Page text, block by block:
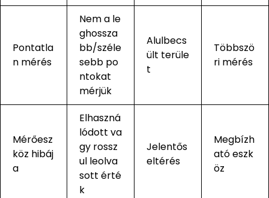
Pontatla
n mérés
Nem a le
ghossza
bb/széle
sebb po
ntokat
mérjük
Alulbecs
ült terüle
t
Többszö
ri mérés
Mérőesz
köz hibáj
a
Elhaszná
lódott va
gy rossz
ul leolva
sott érté
k
Jelentős
eltérés
Megbízh
ató eszk
öz